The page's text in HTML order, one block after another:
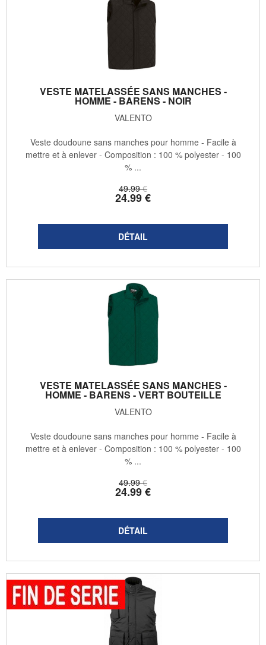
VESTE MATELASSÉE SANS MANCHES -
HOMME - BARENS - NOIR
VALENTO
49.99 €
24.99€
Veste doudoune sans manches pour homme - Facile à
mettre et à enlever - Composition : 100 % polyester - 100
% ...
VESTE MATELASSÉE SANS MANCHES -
HOMME - BARENS - VERT BOUTEILLE
VALENTO
49.99 €
24.99€
Veste doudoune sans manches pour homme - Facile à
mettre et à enlever - Composition : 100 % polyester - 100
% ...